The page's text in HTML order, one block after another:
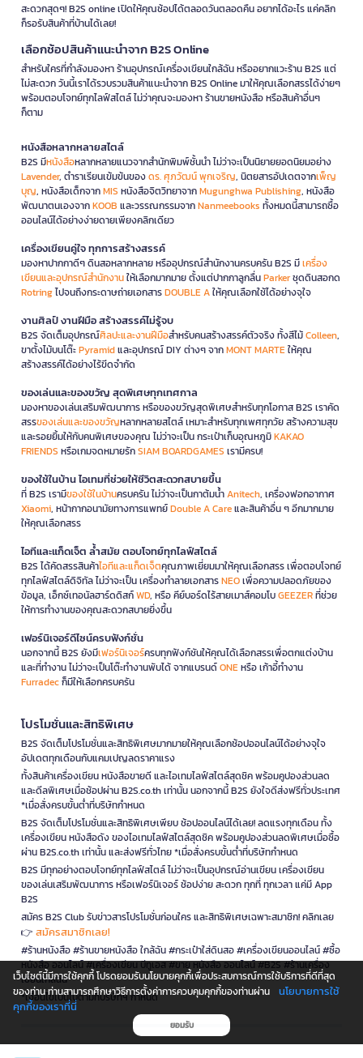
สะดวกสุดๆ! B2S online เปิดให้คุณช้อปได้ตลอดวันตลอดคืน อยากได้อะไร แค่คลิก
ก็รอรับสินค้าที่บ้านได้เลย!
เลือกช้อปสินค้าแนะนำจาก B2S Online
สำหรับใครที่กำลังมองหา ร้านอุปกรณ์เครื่องเขียนใกล้ฉัน หรืออยากแวะร้าน B2S แต่
ไม่สะดวก วันนี้เราได้รวบรวมสินค้าแนะนำจาก B2S Online มาให้คุณเลือกสรรได้ง่ายๆ
พร้อมตอบโจทย์ทุกไลฟ์สไตล์ ไม่ว่าคุณจะมองหา ร้านขายหนังสือ หรือสินค้าอื่นๆ
ก็ตาม
หนังสือหลากหลายสไตล์
B2S มีหนังสือหลากหลายแนวจากสำนักพิมพ์ชั้นนำ ไม่ว่าจะเป็นนิยายยอดนิยมอย่าง
Lavender, ตำราเรียนเข้มข้นของดร. ศุภวัฒน์ พุกเจริญ, นิตยสารอัปเดตจากเพ็ญ
บุญ, หนังสือเด็กจากMIS หนังสือจิตวิทยาจากMugunghwa Publishing, หนังสือ
พัฒนาตนเองจากKOOB และวรรณกรรมจากNanmeebooks ทั้งหมดนี้สามารถซื้อ
ออนไลน์ได้อย่างง่ายดายเพียงคลิกเดียว
เครื่องเขียนคู่ใจ ทุกการสร้างสรรค์
มองหาปากกาดีๆ ดินสอหลากหลาย หรืออุปกรณ์สำนักงานครบครัน B2S มีเครื่อง
เขียนและอุปกรณ์สำนักงานให้เลือกมากมาย ตั้งแต่ปากกาลูกลื่นParkerชุดดินสอกด
Rotringไปจนถึงกระดาษถ่ายเอกสารDOUBLE Aให้คุณเลือกใช้ได้อย่างจุใจ
งานศิลป์ งานฝีมือ สร้างสรรค์ไม่รู้จบ
B2S จัดเต็มอุปกรณ์ศิลปะและงานฝีมือสำหรับคนสร้างสรรค์ตัวจริง ทั้งสีไม้Colleen,
ขาตั้งไม้บนโต๊ะPyramidและอุปกรณ์ DIY ต่างๆ จากMONT MARTEให้คุณ
สร้างสรรค์ได้อย่างไร้ขีดจำกัด
ของเล่นและของขวัญ สุดพิเศษทุกเทศกาล
มองหาของเล่นเสริมพัฒนาการ หรือของขวัญสุดพิเศษสำหรับทุกโอกาส B2S เราคัด
สรรของเล่นและของขวัญหลากหลายสไตล์ เหมาะสำหรับทุกเพศทุกวัย สร้างความสุข
และรอยยิ้มให้กับคนพิเศษของคุณ ไม่ว่าจะเป็น กระเป๋าเก็บอุณหภูมิKAKAO
FRIENDS หรือเกมจดหมายรักSIAM BOARDGAMES เรามีครบ!
ของใช้ในบ้าน ไอเทมที่ช่วยให้ชีวิตสะดวกสบายขึ้น
ที่ B2S เรามีของใช้ในบ้านครบครัน ไม่ว่าจะเป็นกาต้มน้ำAnitech, เครื่องฟอกอากาศ
Xiaomi, หน้ากากอนามัยทางการแพทย์Double A Careและสินค้าอื่น ๆ อีกมากมาย
ให้คุณเลือกสรร
ไอทีและแก็ดเจ็ต ล้ำสมัย ตอบโจทย์ทุกไลฟ์สไตล์
B2S ได้คัดสรรสินค้าไอทีและแก็ดเจ็ตคุณภาพเยี่ยมมาให้คุณเลือกสรร เพื่อตอบโจทย์
ทุกไลฟ์สไตล์ดิจิทัล ไม่ว่าจะเป็น เครื่องทำลายเอกสารNEOเพื่อความปลอดภัยของ
ข้อมูล, เอ็กซ์เทอนัลฮาร์ดดิสก์WD, หรือ คีย์บอร์ดไร้สายเมาส์คอมโบGEEZERที่ช่วย
ให้การทำงานของคุณสะดวกสบายยิ่งขึ้น
เฟอร์นิเจอร์ดีไซน์ครบฟังก์ชั่น
นอกจากนี้ B2S ยังมีเฟอร์นิเจอร์ครบทุกฟังก์ชันให้คุณได้เลือกสรรเพื่อตกแต่งบ้าน
และที่ทำงาน ไม่ว่าจะเป็นโต๊ะทำงานพับได้ จากแบรนด์ONEหรือ เก้าอี้ทำงาน
Furradecก็มีให้เลือกครบครัน
โปรโมชั่นและสิทธิพิเศษ
B2S จัดเต็มโปรโมชั่นและสิทธิพิเศษมากมายให้คุณเลือกช้อปออนไลน์ได้อย่างจุใจ
อัปเดตทุกเดือนกับแคมเปญลดราคาแรง
ทั้งสินค้าเครื่องเขียน หนังสือขายดี และไอเทมไลฟ์สไตล์สุดชิค พร้อมคูปองส่วนลด
และดีลพิเศษเมื่อช้อปผ่าน B2S.co.th เท่านั้น นอกจากนี้ B2S ยังใจดีส่งฟรีทั่วประเทศ
*เมื่อสั่งครบขั้นต่ำที่บริษัทกำหนด
B2S จัดเต็มโปรโมชั่นและสิทธิพิเศษเพียบ ช้อปออนไลน์ได้เลย! ลดแรงทุกเดือน ทั้ง
เครื่องเขียน หนังสือดัง ของไอเทมไลฟ์สไตล์สุดชิค พร้อมคูปองส่วนลดพิเศษเมื่อซื้อ
ผ่าน B2S.co.th เท่านั้น และส่งฟรีทั่วไทย *เมื่อสั่งครบขั้นต่ำที่บริษัทกำหนด
B2S มีทุกอย่างตอบโจทย์ทุกไลฟ์สไตล์ ไม่ว่าจะเป็นอุปกรณ์อ่านเขียน เครื่องเขียน
ของเล่นเสริมพัฒนาการ หรือเฟอร์นิเจอร์ ช้อปง่าย สะดวก ทุกที่ ทุกเวลา แค่มี App
B2S
สมัคร B2S Club รับข่าวสารโปรโมชั่นก่อนใคร และสิทธิพิเศษเฉพาะสมาชิก! คลิกเลย
👉 สมัครสมาชิกเลย!
#ร้านหนังสือ #ร้านขายหนังสือ ใกล้ฉัน #กระเป๋าใส่ดินสอ #เครื่องเขียนออนไลน์ #ซื้อ
หนังสือ ออนไลน์ #เครื่องเขียน บีทูเอส #ขาย หนังสือ ออนไลน์ #B2S #ร้านเครื่อง
เขียนใกล้ฉัน
*เงื่อนไขเป็นไปตามที่บริษัทฯ กำหนด
เว็บไซต์นี้มีการใช้คุกกี้ โปรดยอมรับนโยบายคุกกี้เพื่อประสบการณ์การใช้บริการที่ดีที่สุด
ของท่าน ท่านสามารถศึกษาวิธีการตั้งค่าการควบคุมคุกกี้ของท่านผ่าน
นโยบายการใช้
คุกกี้ของเราที่นี่
ยอมรับ